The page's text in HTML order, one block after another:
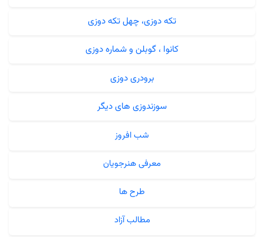
تکه دوزی، چهل تکه دوزی
کانوا ، گوبلن و شماره دوزی
برودری دوزی
سوزندوزی های دیگر
شب افروز
معرفی هنرجویان
طرح ها
مطالب آزاد